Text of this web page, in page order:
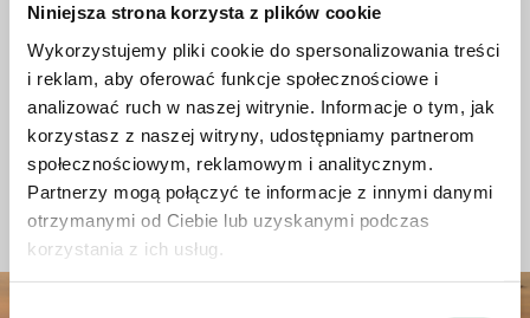
Niniejsza strona korzysta z plików cookie
Wykorzystujemy pliki cookie do spersonalizowania treści
i reklam, aby oferować funkcje społecznościowe i
analizować ruch w naszej witrynie. Informacje o tym, jak
korzystasz z naszej witryny, udostępniamy partnerom
społecznościowym, reklamowym i analitycznym.
Partnerzy mogą połączyć te informacje z innymi danymi
otrzymanymi od Ciebie lub uzyskanymi podczas
korzystania z ich usług.
Výrazná linie karoserie Urbina, komfortní interiér
a především ekologický pohon zaručují řidičům
a cestujícím metropolí jedinečné zážitky
z cestování.
Premiéra tohoto vozidla se konala na globálním
summitu veřejné dopravy UITP ve Stockholmu
ve dnech 9. - 12. června 2019.